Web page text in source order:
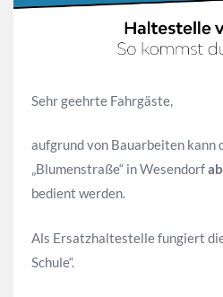
Sehr geehrte Fahrgäste,
aufgrund von Bauarbeiten kann
„Blumenstraße“ in Wesendorf
bedient werden.
Als Ersatzhaltestelle fungiert
Schule“.